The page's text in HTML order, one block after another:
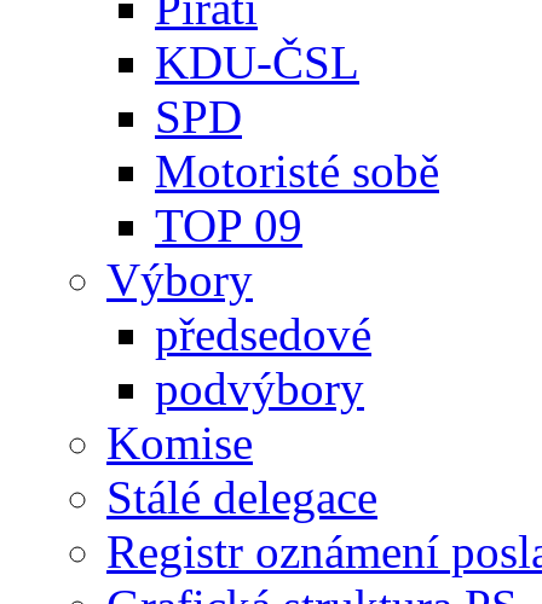
KDU-ČSL
SPD
Motoristé sobě
TOP 09
Výbory
předsedové
podvýbory
Komise
Stálé delegace
Registr oznámení